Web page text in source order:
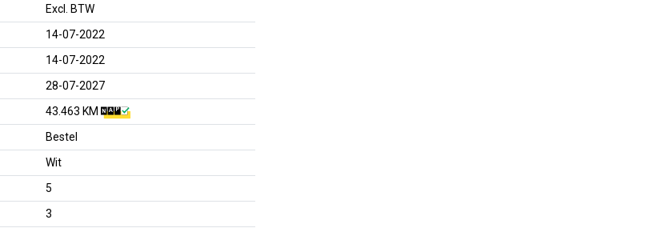
Excl. BTW
14-07-2022
14-07-2022
28-07-2027
43.463 KM
Bestel
Wit
5
3